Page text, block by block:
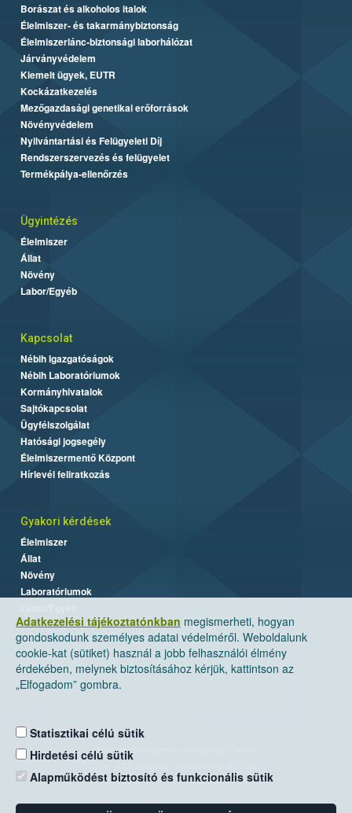
Adatkezelési tájékoztatónkban megismerheti, hogyan
gondoskodunk személyes adatai védelméről. Weboldalunk
cookie-kat (sütiket) használ a jobb felhasználói élmény
érdekében, melynek biztosításához kérjük, kattintson az
„Elfogadom” gombra.
Statisztikai célú sütik
Hirdetési célú sütik
Alapműködést biztosító és funkcionális sütik
Borászat és alkoholos italok
Élelmiszer- és takarmánybiztonság
Élelmiszerlánc-biztonsági laborhálózat
Járványvédelem
Kiemelt ügyek, EUTR
Kockázatkezelés
Mezőgazdasági genetikai erőforrások
Növényvédelem
Nyilvántartási és Felügyeleti Díj
Rendszerszervezés és felügyelet
Termékpálya-ellenőrzés
Ügyintézés
Élelmiszer
Állat
Növény
Labor/Egyéb
Kapcsolat
Nébih Igazgatóságok
Nébih Laboratóriumok
Kormányhivatalok
Sajtókapcsolat
Ügyfélszolgálat
Hatósági jogsegély
Élelmiszermentő Központ
Hírlevél feliratkozás
Gyakori kérdések
Élelmiszer
Állat
Növény
Laboratóriumok
Nemzeti Élelmiszerlánc-biztonsági Hivatal
Levelezési cím: 1525 Budapest. Pf. 30.